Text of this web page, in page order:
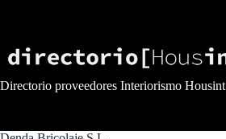
Directorio proveedores Interiorismo Housint